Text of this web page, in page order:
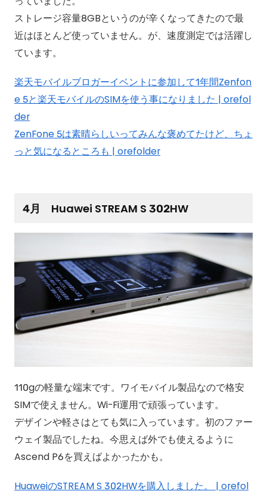
ストレージ容量8GBというのが辛くなってきたので最
近はほとんど使っていません。が、速度測定では活躍し
ています。
楽天モバイルブロガーイベントに参加して1年間Zenfon
e 5と楽天モバイルのSIMを使う事になりました | orefol
der
ZenFone 5は素晴らしいってみんな褒めてたけど、ちょ
っと気になるところも | orefolder
4月 Huawei STREAM S 302HW
110gの軽量な端末です。ワイモバイル製品なので格安
SIMで使えません。Wi-Fi運用で頑張っています。
デザインや軽さはとても気に入っています。初のファー
ウェイ製品でしたね。今思えば外でも使えるように
Ascend P6を買えばよかったかも。
HuaweiのSTREAM S 302HWを購入しました。 | orefol